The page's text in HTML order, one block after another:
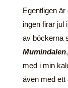
Egentligen
ingen firar jul
av böckerna
Mumindalen
med i min
även med ett